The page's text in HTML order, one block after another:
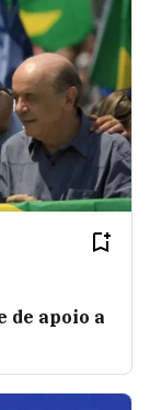
de apoio a